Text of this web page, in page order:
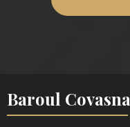
Baroul Covasna